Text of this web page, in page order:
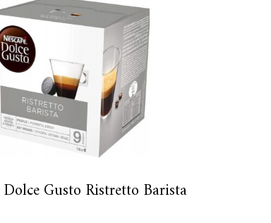
Dolce Gusto Ristretto Barista